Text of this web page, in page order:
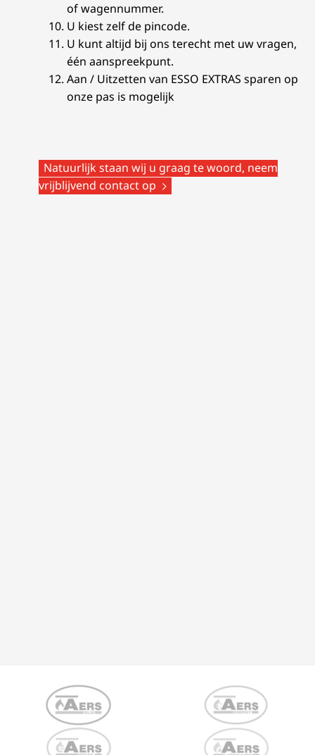
of wagennummer.
U kiest zelf de pincode.
U kunt altijd bij ons terecht met uw vragen,
één aanspreekpunt.
Aan / Uitzetten van ESSO EXTRAS sparen op
onze pas is mogelijk
Natuurlijk staan wij u graag te woord, neem
vrijblijvend contact op